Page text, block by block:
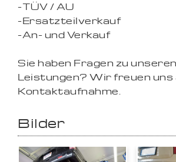
-TÜV / AU
-Ersatzteilverkauf
-An- und Verkauf
Sie haben Fragen zu unseren
Leistungen? Wir freuen uns
Kontaktaufnahme.
Bilder